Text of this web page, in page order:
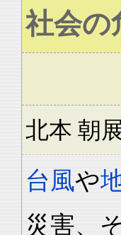
社会の
北本 朝
台風や
災害、